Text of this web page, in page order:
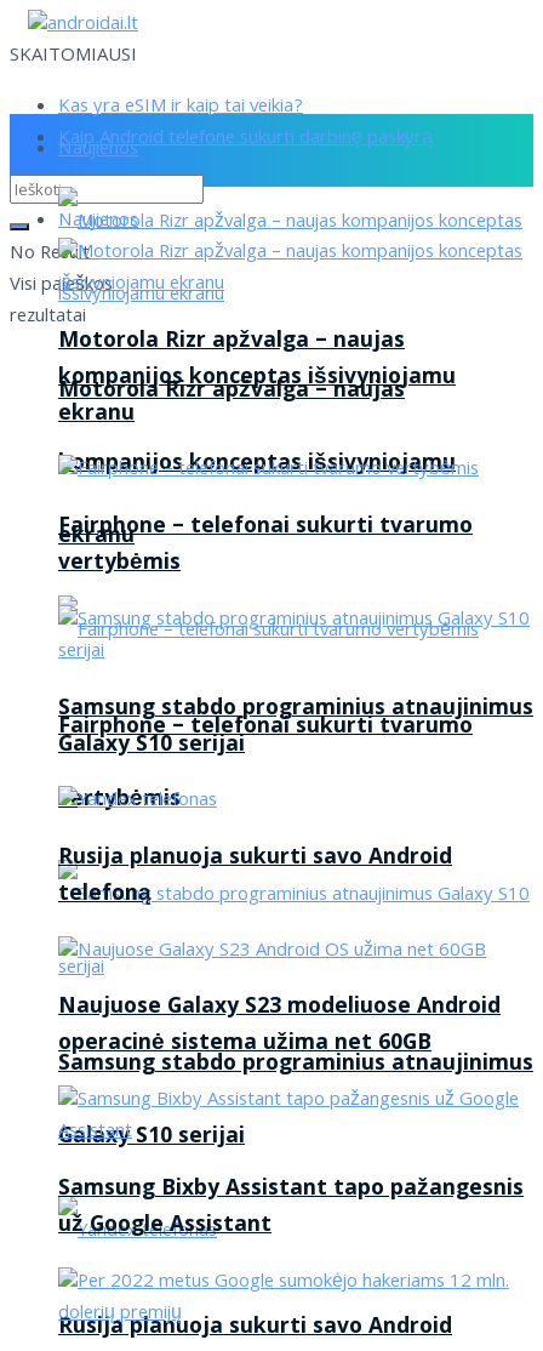
SKAITOMIAUSI
Kas yra eSIM ir kaip tai veikia?
Kaip Android telefone sukurti darbinę paskyrą
No Result
Visi paieškos
rezultatai
Naujienos
Motorola Rizr apžvalga – naujas
kompanijos konceptas išsivyniojamu
ekranu
Fairphone – telefonai sukurti tvarumo
vertybėmis
Samsung stabdo programinius atnaujinimus
Galaxy S10 serijai
Rusija planuoja sukurti savo Android
Naujienos
Motorola Rizr apžvalga – naujas
kompanijos konceptas išsivyniojamu
ekranu
Fairphone – telefonai sukurti tvarumo
vertybėmis
Samsung stabdo programinius atnaujinimus
Galaxy S10 serijai
Rusija planuoja sukurti savo Android
telefoną
Naujuose Galaxy S23 modeliuose Android
operacinė sistema užima net 60GB
Samsung Bixby Assistant tapo pažangesnis
už Google Assistant